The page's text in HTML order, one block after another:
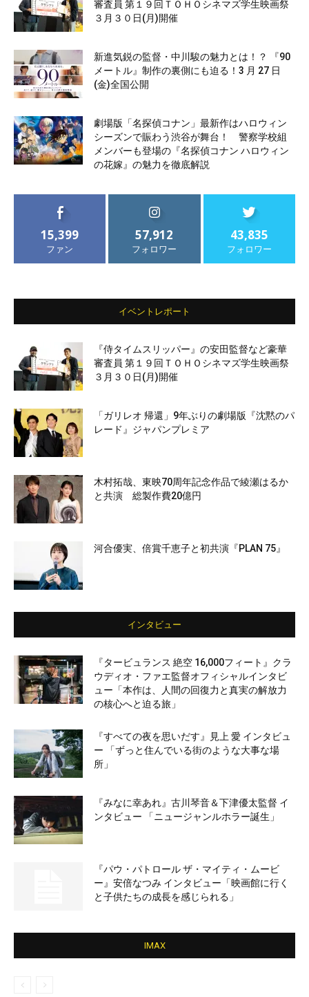
審査員 第１９回ＴＯＨＯシネマズ学生映画祭
３月３０日(月)開催
新進気鋭の監督・中川駿の魅力とは！？ 『90
メートル』制作の裏側にも迫る！3 月 27 日
(金)全国公開
劇場版「名探偵コナン」最新作はハロウィン
シーズンで賑わう渋谷が舞台！ 警察学校組
メンバーも登場の『名探偵コナン ハロウィン
の花嫁』の魅力を徹底解説
15,399
ファン
57,912
フォロワー
43,835
フォロワー
イベントレポート
『侍タイムスリッパー』の安田監督など豪華
審査員 第１９回ＴＯＨＯシネマズ学生映画祭
３月３０日(月)開催
「ガリレオ 帰還」9年ぶりの劇場版『沈黙のパ
レード』ジャパンプレミア
木村拓哉、東映70周年記念作品で綾瀬はるか
と共演 総製作費20億円
河合優実、倍賞千恵子と初共演『PLAN 75』
インタビュー
『タービュランス 絶空 16,000フィート』クラ
ウディオ・ファエ監督オフィシャルインタビ
ュー「本作は、人間の回復力と真実の解放力
の核心へと迫る旅」
『すべての夜を思いだす』見上 愛 インタビュ
ー 「ずっと住んでいる街のような大事な場
所」
『みなに幸あれ』古川琴音＆下津優太監督 イ
ンタビュー 「ニュージャンルホラー誕生」
『パウ・パトロール ザ・マイティ・ムービ
ー』安倍なつみ インタビュー「映画館に行く
と子供たちの成長を感じられる」
IMAX